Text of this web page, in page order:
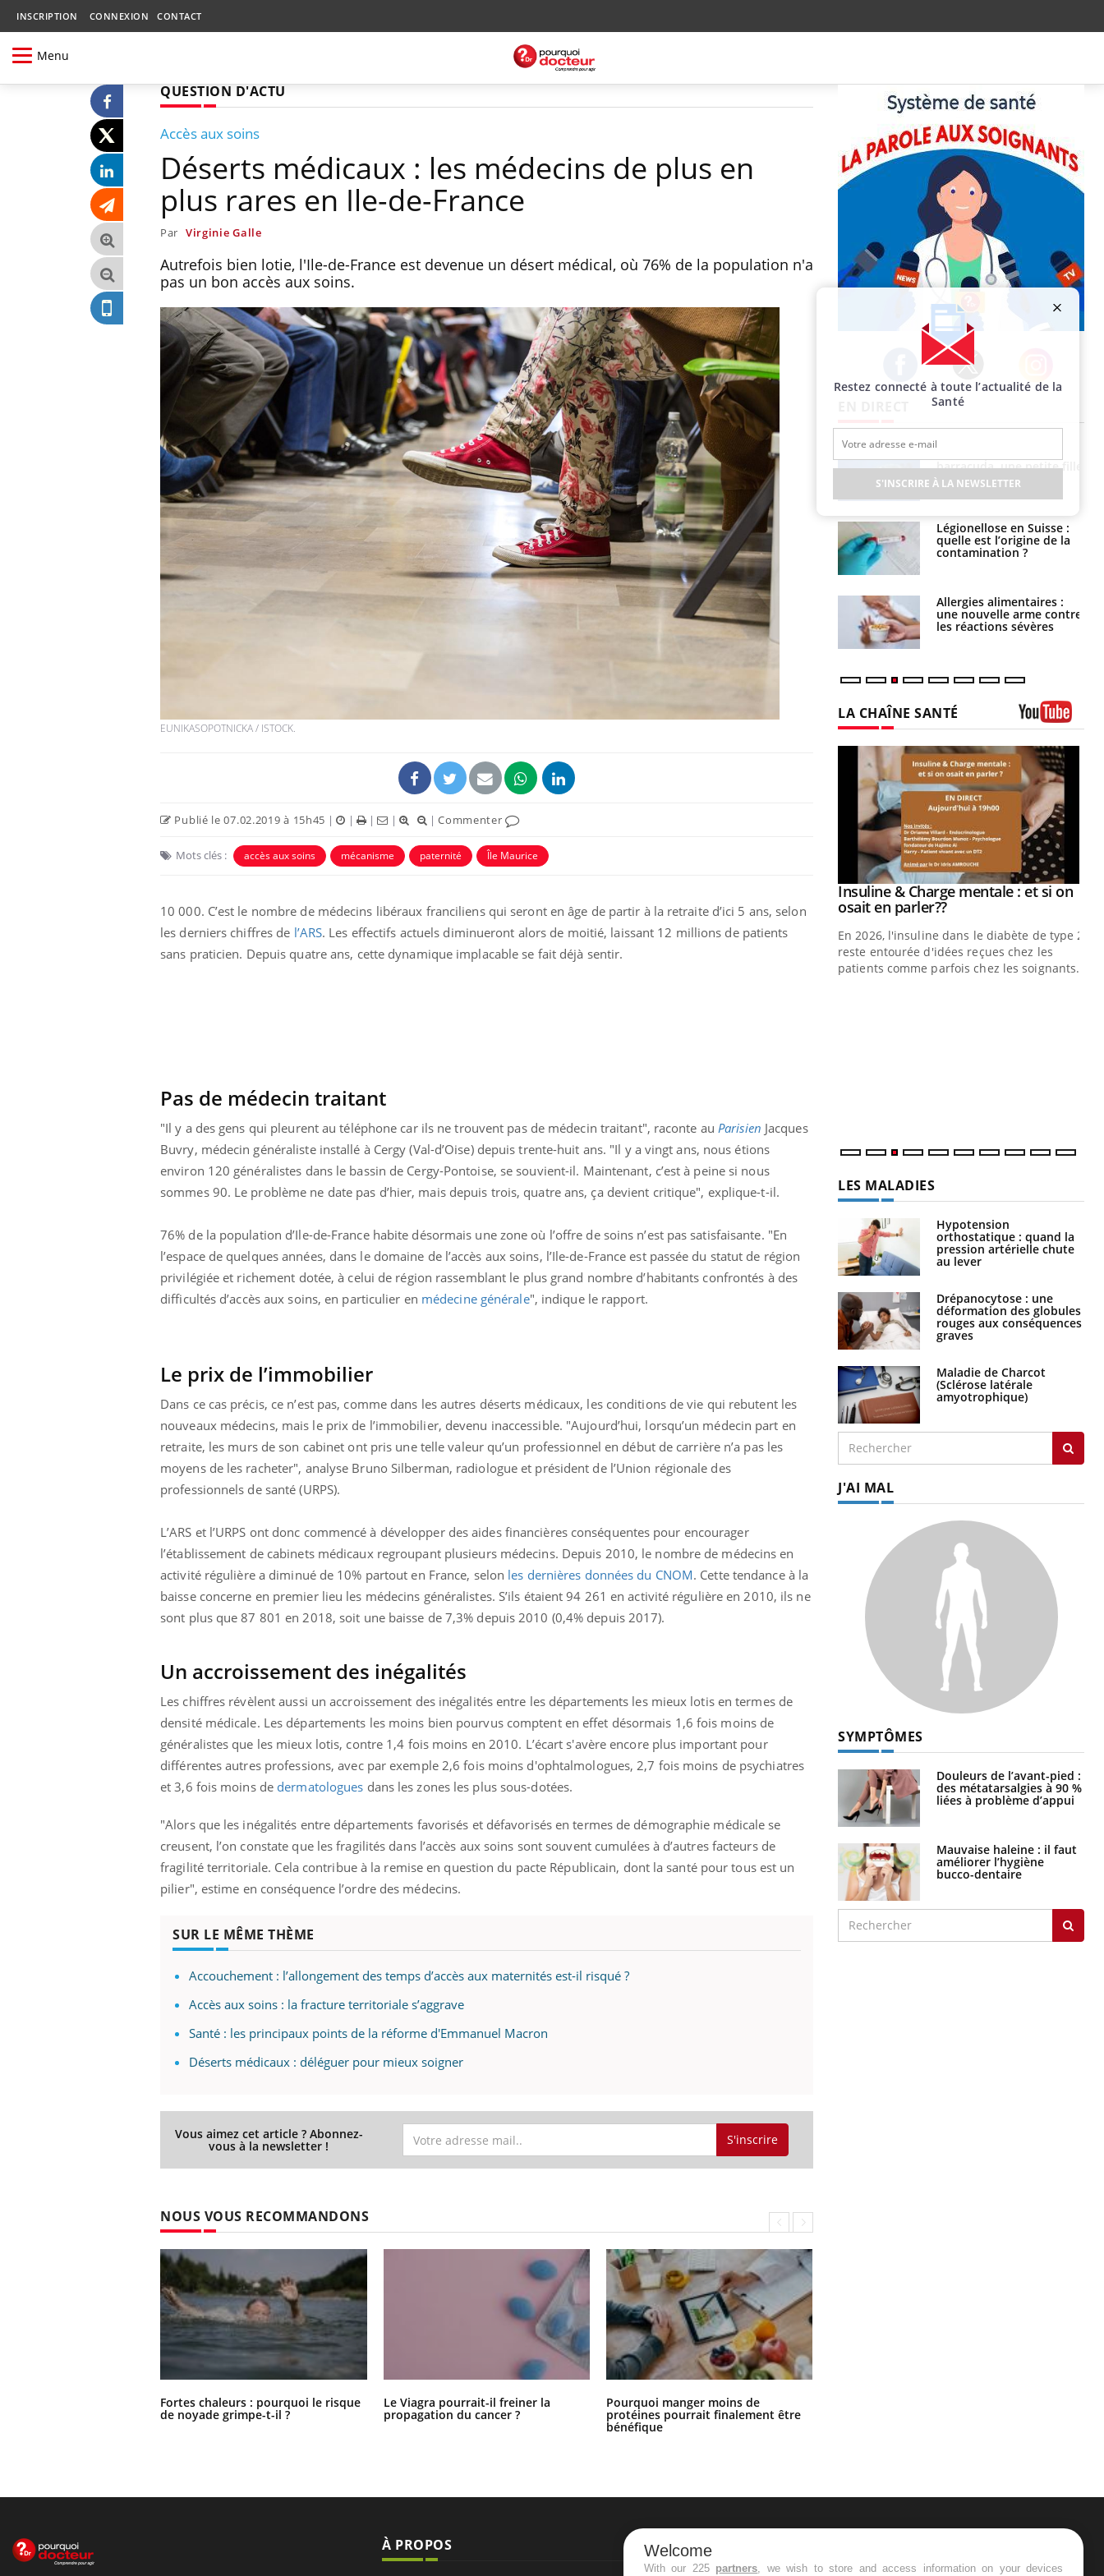
INSCRIPTION CONNEXION CONTACT
Menu
QUESTION D'ACTU
Accès aux soins
Déserts médicaux : les médecins de plus en
plus rares en Ile-de-France
Par Virginie Galle
Autrefois bien lotie, l'Ile-de-France est devenue un désert médical, où 76% de la population n'a
pas un bon accès aux soins.
EUNIKASOPOTNICKA / ISTOCK.
Publié le 07.02.2019 à 15h45 | | | | |Commenter
Mots clés : accès aux soins mécanisme paternité Île Maurice
10 000. C’est le nombre de médecins libéraux franciliens qui seront en âge de partir à la retraite d’ici 5 ans, selon
les derniers chiffres de l’ARS. Les effectifs actuels diminueront alors de moitié, laissant 12 millions de patients
sans praticien. Depuis quatre ans, cette dynamique implacable se fait déjà sentir.
Pas de médecin traitant
"Il y a des gens qui pleurent au téléphone car ils ne trouvent pas de médecin traitant", raconte au Parisien Jacques
Buvry, médecin généraliste installé à Cergy (Val-d’Oise) depuis trente-huit ans. "Il y a vingt ans, nous étions
environ 120 généralistes dans le bassin de Cergy-Pontoise, se souvient-il. Maintenant, c’est à peine si nous
sommes 90. Le problème ne date pas d’hier, mais depuis trois, quatre ans, ça devient critique", explique-t-il.
76% de la population d’Ile-de-France habite désormais une zone où l’offre de soins n’est pas satisfaisante. "En
l’espace de quelques années, dans le domaine de l’accès aux soins, l’Ile-de-France est passée du statut de région
privilégiée et richement dotée, à celui de région rassemblant le plus grand nombre d’habitants confrontés à des
difficultés d’accès aux soins, en particulier en médecine générale", indique le rapport.
Le prix de l’immobilier
Dans ce cas précis, ce n’est pas, comme dans les autres déserts médicaux, les conditions de vie qui rebutent les
nouveaux médecins, mais le prix de l’immobilier, devenu inaccessible. "Aujourd’hui, lorsqu’un médecin part en
retraite, les murs de son cabinet ont pris une telle valeur qu’un professionnel en début de carrière n’a pas les
moyens de les racheter", analyse Bruno Silberman, radiologue et président de l’Union régionale des
professionnels de santé (URPS).
L’ARS et l’URPS ont donc commencé à développer des aides financières conséquentes pour encourager
l’établissement de cabinets médicaux regroupant plusieurs médecins. Depuis 2010, le nombre de médecins en
activité régulière a diminué de 10% partout en France, selon les dernières données du CNOM. Cette tendance à la
baisse concerne en premier lieu les médecins généralistes. S’ils étaient 94 261 en activité régulière en 2010, ils ne
sont plus que 87 801 en 2018, soit une baisse de 7,3% depuis 2010 (0,4% depuis 2017).
Un accroissement des inégalités
Les chiffres révèlent aussi un accroissement des inégalités entre les départements les mieux lotis en termes de
densité médicale. Les départements les moins bien pourvus comptent en effet désormais 1,6 fois moins de
généralistes que les mieux lotis, contre 1,4 fois moins en 2010. L’écart s'avère encore plus important pour
différentes autres professions, avec par exemple 2,6 fois moins d'ophtalmologues, 2,7 fois moins de psychiatres
et 3,6 fois moins de dermatologues dans les zones les plus sous-dotées.
"Alors que les inégalités entre départements favorisés et défavorisés en termes de démographie médicale se
creusent, l’on constate que les fragilités dans l’accès aux soins sont souvent cumulées à d’autres facteurs de
fragilité territoriale. Cela contribue à la remise en question du pacte Républicain, dont la santé pour tous est un
pilier", estime en conséquence l’ordre des médecins.
SUR LE MÊME THÈME
Accouchement : l’allongement des temps d’accès aux maternités est-il risqué ?
Accès aux soins : la fracture territoriale s’aggrave
Santé : les principaux points de la réforme d'Emmanuel Macron
Déserts médicaux : déléguer pour mieux soigner
Vous aimez cet article ? Abonnez-
vous à la newsletter ! S'inscrire
NOUS VOUS RECOMMANDONS
Fortes chaleurs : pourquoi le risque
de noyade grimpe-t-il ?
Le Viagra pourrait-il freiner la
propagation du cancer ?
Pourquoi manger moins de
protéines pourrait finalement être
bénéfique
Facebook Twitter Instagram
Fortes chaleurs :
pourquoi le risque de
noyade grimpe-t-il ?
Le Viagra pourrait-il
freiner la propagation du
Pourquoi manger moins
de protéines pourrait
finalement être bénéfique
Grossesse et chaleur : ce
que dit la science
Le smartphone nuit-il à
l'apprentissage de la
lecture ?
Mordue par une tique en
vacances, elle reste dans
le coma pendant 42 jours
barracuda, une petite fille
secourue grâce à un
réflexe essentiel
Légionellose en Suisse :
quelle est l’origine de la
contamination ?
Allergies alimentaires :
une nouvelle arme contre
les réactions sévères
LA CHAÎNE SANTÉ
expliquer ma maladie Youtube
Il y a des sujets qui sont faciles à aborder...
d'autres non ! D'un côté, poser des
prévenirYoutube
Fatigue, irritabilité, brouillard mental ou
même alopécie… Les symptômes de la
Youtube
Insuline & Charge mentale : et si on
osait en parler??Youtube
En 2026, l'insuline dans le diabète de type 2
reste entourée d'idées reçues chez les
patients comme parfois chez les soignants.
LES MALADIES
Hypotension
orthostatique : quand la
pression artérielle chute
au lever
Drépanocytose : une
déformation des globules
rouges aux conséquences
graves
Maladie de Charcot
(Sclérose latérale
amyotrophique)
J'AI MAL
SYMPTÔMES
Douleurs de l’avant-pied :
des métatarsalgies à 90 %
liées à problème d’appui
Mauvaise haleine : il faut
améliorer l’hygiène
bucco-dentaire
Restez connecté à toute l’actualité de la
Santé
S'INSCRIRE À LA NEWSLETTER
À PROPOS NEWSLETTER
Welcome
With our 225 partners, we wish to store and access information on your devices